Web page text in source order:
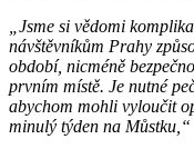
„Jsme si vědomi
návštěvníkům Prahy
období, nicméně
prvním místě. Je nutné
abychom mohli vyloučit
minulý týden na Můstku,“